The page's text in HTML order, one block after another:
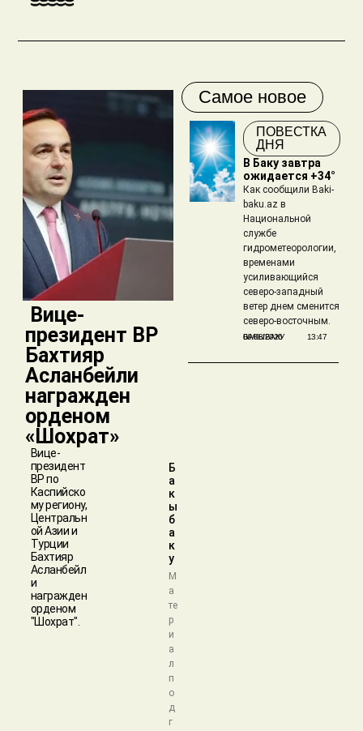
​ Вице-
президент BP
Бахтияр
Асланбейли
награжден
орденом
«Шохрат»
Вице-
президент
BP по
Каспийско
му региону,
Центральн
ой Азии и
Турции
Бахтияр
Асланбейл
и
награжден
орденом
"Шохрат".
Б
а
к
ы
б
а
к
у
М
а
те
р
и
а
л
п
о
д
г
Самое новое
ПОВЕСТКА
ДНЯ
В Баку завтра
ожидается +34°
Как сообщили Baki-
baku.az в
Национальной
службе
гидрометеорологии,
временами
усиливающийся
северо-западный
ветер днем сменится
северо-восточным.
БАКЫБАКУ
06/08/2026 13:47